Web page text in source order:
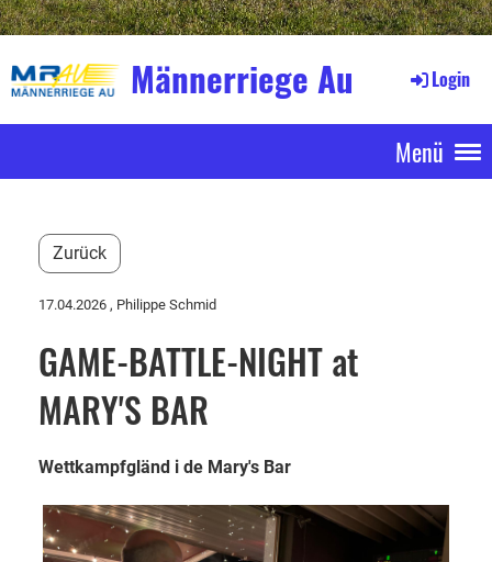
Männerriege Au Login
Menü
Zurück
17.04.2026 , Philippe Schmid
GAME-BATTLE-NIGHT at
MARY'S BAR
Wettkampfgländ i de Mary's Bar